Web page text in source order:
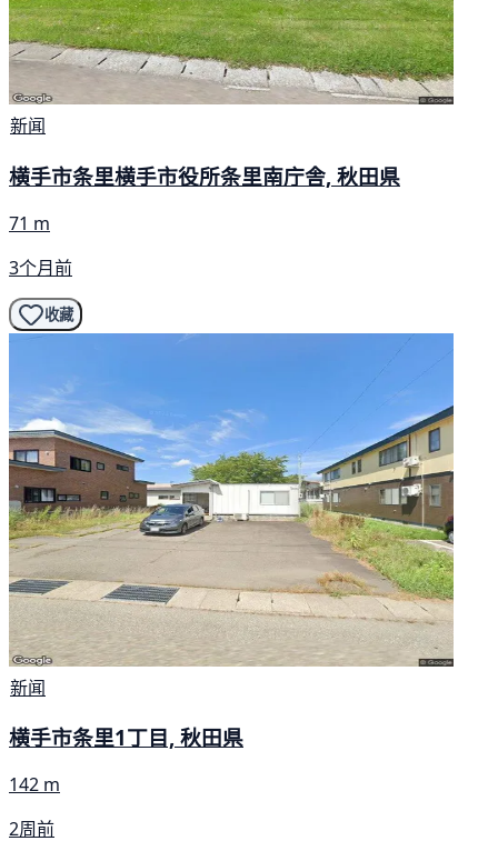
新闻
横手市条里横手市役所条里南庁舎, 秋田県
71 m
3个月前
收藏
新闻
横手市条里1丁目, 秋田県
142 m
2周前